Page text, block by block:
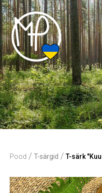
Pood / T-särgid / T-särk